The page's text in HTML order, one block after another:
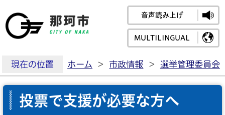
那珂市公式ホームペ
音声読み上げ
MULTILINGUAL
現在の位置 ホーム > 市政情報 > 選挙管理委員会
投票で支援が必要な方へ